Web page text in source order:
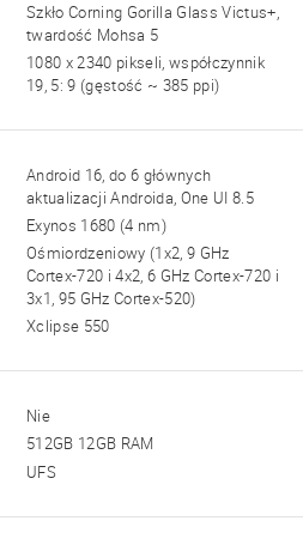
Szkło Corning Gorilla Glass Victus+,
twardość Mohsa 5
1080 x 2340 pikseli, współczynnik
19, 5: 9 (gęstość ~ 385 ppi)
Android 16, do 6 głównych
aktualizacji Androida, One UI 8.5
Exynos 1680 (4 nm)
Ośmiordzeniowy (1x2, 9 GHz
Cortex-720 i 4x2, 6 GHz Cortex-720 i
3x1, 95 GHz Cortex-520)
Xclipse 550
Nie
512GB 12GB RAM
UFS